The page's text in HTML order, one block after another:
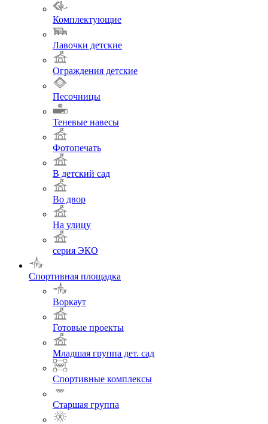
Комплектующие
Лавочки детские
Ограждения детские
Песочницы
Теневые навесы
Фотопечать
В детский сад
Во двор
На улицу
серия ЭКО
Спортивная площадка
Воркаут
Готовые проекты
Младшая группа дет. сад
Спортивные комплексы
Старшая группа